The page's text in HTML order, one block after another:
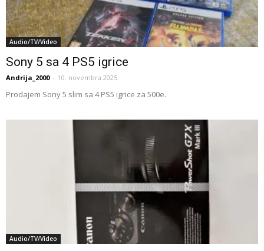
Audio/TV/Video
Sony 5 sa 4 PS5 igrice
Andrija_2000 - 10. novembra 2025.
Prodajem Sony 5 slim sa 4 PS5 igrice za 500e.
Audio/TV/Video